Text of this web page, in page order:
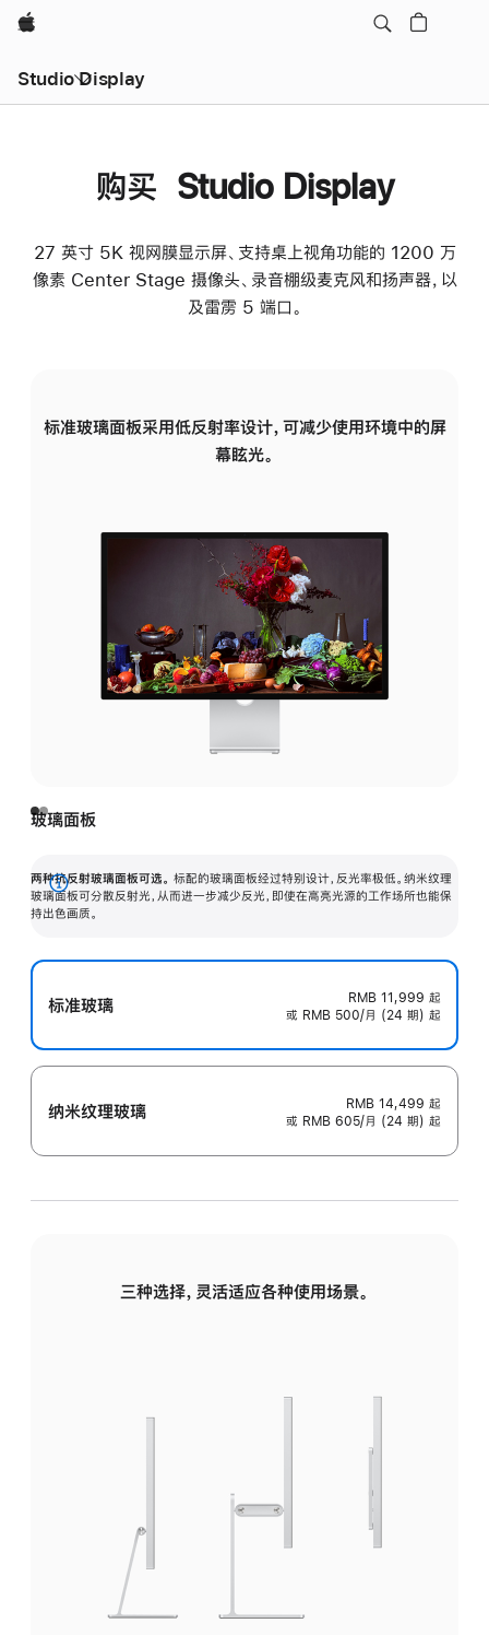
Apple
Studio Display
购买 Studio Display
27 英寸 5K 视网膜显示屏、支持桌上视角功能的 1200 万
像素 Center Stage 摄像头、录音棚级麦克风和扬声器，以
及雷雳 5 端口。
标准玻璃面板采用低反射率设计，可减少使用环境中的屏
幕眩光。
玻璃面板
两种抗反射玻璃面板可选。 标配的玻璃面板经过特别设计，反光率极低。纳米纹理
玻璃面板可分散反射光，从而进一步减少反光，即使在高亮光源的工作场所也能保
持出色画质。
展
开
标准玻璃 RMB 11,999 起
或 RMB 500/月 (24 期) 起
纳米纹理玻璃 RMB 14,499 起
或 RMB 605/月 (24 期) 起
三种选择，灵活适应各种使用场景。